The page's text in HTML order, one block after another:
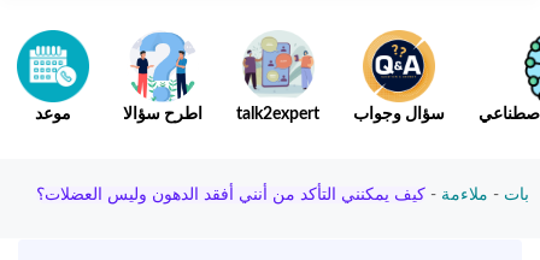
موعد اطرح سؤالا talk2expert سؤال وجواب
بات - ملاءمة - كيف يمكنني التأكد من أنني أفقد الدهون وليس العضلات؟